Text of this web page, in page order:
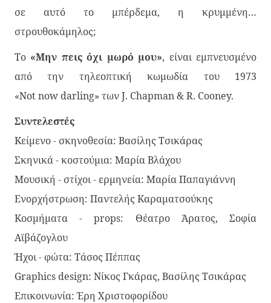
σε αυτό το μπέρδεμα, η κρυμμένη…
στρουθοκάμηλος;
Το «Μην πεις όχι μωρό μου», είναι εμπνευσμένο
από την τηλεοπτική κωμωδία του 1973
«Not now darling» των J. Chapman & R. Cooney.
Συντελεστές
Κείμενο - σκηνοθεσία: Βασίλης Τσικάρας
Σκηνικά - κοστούμια: Μαρία Βλάχου
Μουσική - στίχοι - ερμηνεία: Μαρία Παπαγιάννη
Ενορχήστρωση: Παντελής Καραματσούκης
Κοσμήματα - props: Θέατρο Άρατος, Σοφία
Αϊβάζογλου
Ήχοι - φώτα: Τάσος Πέππας
Graphics design: Νίκος Γκάρας, Βασίλης Τσικάρας
Επικοινωνία: Έρη Χριστοφορίδου